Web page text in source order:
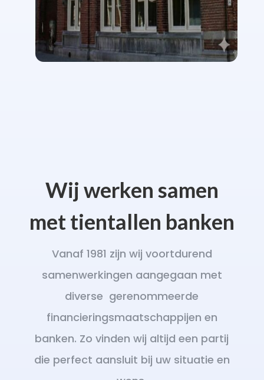
Wij werken samen
met tientallen banken
Vanaf 1981 zijn wij voortdurend
samenwerkingen aangegaan met
diverse gerenommeerde
financieringsmaatschappijen en
banken. Zo vinden wij altijd een partij
die perfect aansluit bij uw situatie en